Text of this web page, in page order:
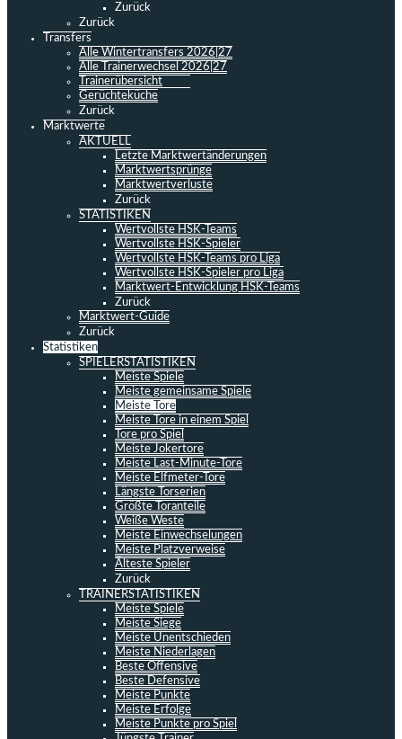
Zurück
Zurück
Transfers
Alle Wintertransfers 2026|27
Alle Trainerwechsel 2026|27
Trainerübersicht
Gerüchteküche
Zurück
Marktwerte
AKTUELL
Letzte Marktwertänderungen
Marktwertsprünge
Marktwertverluste
Zurück
STATISTIKEN
Wertvollste HSK-Teams
Wertvollste HSK-Spieler
Wertvollste HSK-Teams pro Liga
Wertvollste HSK-Spieler pro Liga
Marktwert-Entwicklung HSK-Teams
Zurück
Marktwert-Guide
Zurück
Statistiken
SPIELERSTATISTIKEN
Meiste Spiele
Meiste gemeinsame Spiele
Meiste Tore
Meiste Tore in einem Spiel
Tore pro Spiel
Meiste Jokertore
Meiste Last-Minute-Tore
Meiste Elfmeter-Tore
Längste Torserien
Größte Toranteile
Weiße Weste
Meiste Einwechselungen
Meiste Platzverweise
Älteste Spieler
Zurück
TRAINERSTATISTIKEN
Meiste Spiele
Meiste Siege
Meiste Unentschieden
Meiste Niederlagen
Beste Offensive
Beste Defensive
Meiste Punkte
Meiste Erfolge
Meiste Punkte pro Spiel